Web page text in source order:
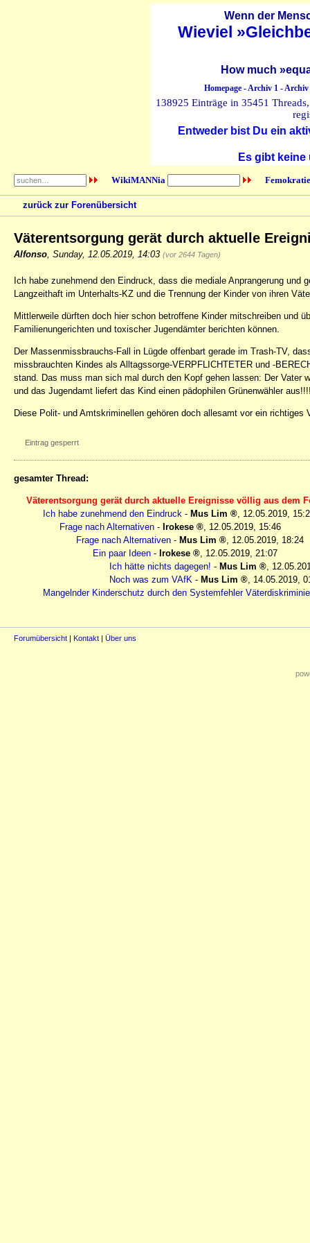
Wenn der
Wieviel
How much
Homepage-Archiv 1-Archiv
138925 Einträge in 35451
Entweder bist Du ein
Es gibt
WikiMANNia
zurück zur Forenübersicht
Väterentsorgung gerät durch aktuelle
Alfonso Sunday, 12.05.2019, 14:03 (vor 2644 Tagen)
Ich habe zunehmend den Eindruck, dass die mediale Anprangerung
Langzeithaft im Unterhalts-KZ und die Trennung der Kinder von ihren
Mittlerweile dürften doch hier schon betroffene Kinder mitschreiben und
Familienungerichten und toxischer Jugendämter berichten können.
Der Massenmissbrauchs-Fall in Lügde offenbart gerade im Trash-TV,
missbrauchten Kindes als Alltagssorge-VERPFLICHTETER und -
stand. Das muss man sich mal durch den Kopf gehen lassen: Der
und das Jugendamt liefert das Kind einen pädophilen Grünenwähler
Diese Polit- und Amtskriminellen gehören doch allesamt vor ein richtiges
Eintrag gesperrt
gesamter Thread:
Väterentsorgung gerät durch aktuelle Ereignisse völlig aus dem
Ich habe zunehmend den Eindruck - Mus Lim , 12.05.2019,
Frage nach Alternativen - Irokese , 12.05.2019, 15:46
Frage nach Alternativen - Mus Lim , 12.05.2019, 18:24
Ein paar Ideen - Irokese , 12.05.2019, 21:07
Ich hätte nichts dagegen! - Mus Lim ,
Noch was zum VAfK - Mus Lim , 14.05.2019,
Mangelnder Kinderschutz durch den Systemfehler
Forumübersicht | Kontakt | Über uns